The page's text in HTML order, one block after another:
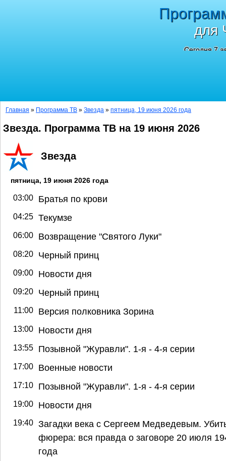
для
Сегодня 7
Главная » Программа ТВ » Звезда » пятница, 19 июня 2026 года
Звезда. Программа ТВ на 19 июня 2026
Звезда
пятница, 19 июня 2026 года
03:00 Братья по крови
04:25 Текумзе
06:00 Возвращение "Святого Луки"
08:20 Черный принц
09:00 Новости дня
09:20 Черный принц
11:00 Версия полковника Зорина
13:00 Новости дня
13:55 Позывной "Журавли". 1-я - 4-я серии
17:00 Военные новости
17:10 Позывной "Журавли". 1-я - 4-я серии
19:00 Новости дня
19:40 Загадки века с Сергеем Медведевым.
фюрера: вся правда о заговоре 20 июля
года